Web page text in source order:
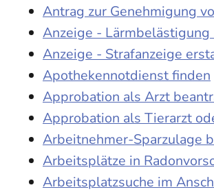
Antrag zur Genehmigung
Anzeige - Lärmbelästigung
Anzeige - Strafanzeige
Apothekennotdienst finden
Approbation als Arzt
Approbation als Tierarzt
Arbeitnehmer-Sparzulage
Arbeitsplätze in
Arbeitsplatzsuche im